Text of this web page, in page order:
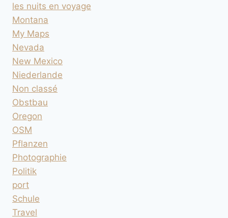
les nuits en voyage
Montana
My Maps
Nevada
New Mexico
Niederlande
Non classé
Obstbau
Oregon
OSM
Pflanzen
Photographie
Politik
port
Schule
Travel